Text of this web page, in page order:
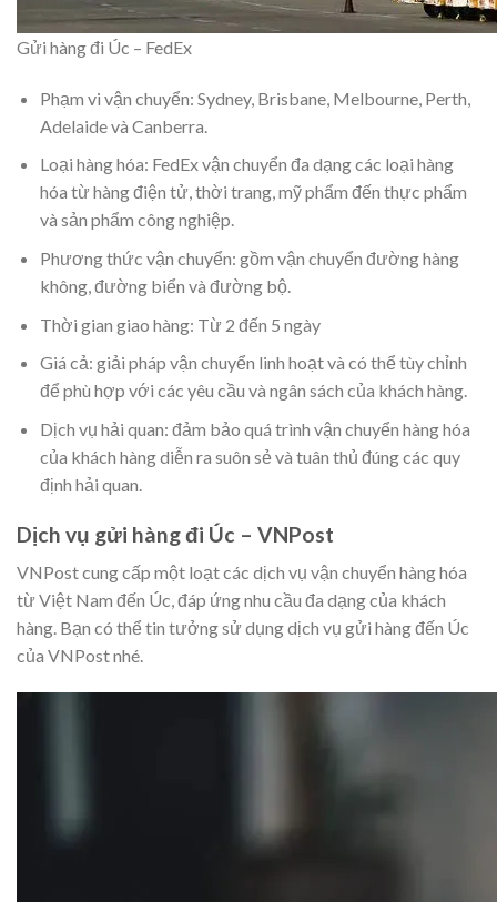
Gửi hàng đi Úc – FedEx
Phạm vi vận chuyển: Sydney, Brisbane, Melbourne, Perth,
Adelaide và Canberra.
Loại hàng hóa: FedEx vận chuyển đa dạng các loại hàng
hóa từ hàng điện tử, thời trang, mỹ phẩm đến thực phẩm
và sản phẩm công nghiệp.
Phương thức vận chuyển: gồm vận chuyển đường hàng
không, đường biển và đường bộ.
Thời gian giao hàng: Từ 2 đến 5 ngày
Giá cả: giải pháp vận chuyển linh hoạt và có thể tùy chỉnh
để phù hợp với các yêu cầu và ngân sách của khách hàng.
Dịch vụ hải quan: đảm bảo quá trình vận chuyển hàng hóa
của khách hàng diễn ra suôn sẻ và tuân thủ đúng các quy
định hải quan.
Dịch vụ gửi hàng đi Úc – VNPost
VNPost cung cấp một loạt các dịch vụ vận chuyển hàng hóa
từ Việt Nam đến Úc, đáp ứng nhu cầu đa dạng của khách
hàng. Bạn có thể tin tưởng sử dụng dịch vụ gửi hàng đến Úc
của VNPost nhé.